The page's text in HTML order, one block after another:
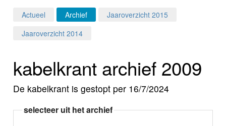
Programma's
Actueel Archief
Jaaroverzicht 2015
Jaaroverzicht 2014
kabelkrant archief 2009
De kabelkrant is gestopt per 16/7/2024
selecteer uit het archief